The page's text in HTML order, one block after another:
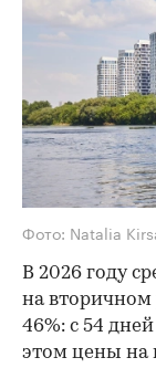
Фото: Natalia
В 2026 году
на
46%: с 54
этом цены на